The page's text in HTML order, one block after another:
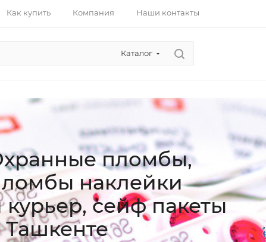
Как купить Компания Наши контакты
Каталог
пломбы,
наклейки
курьер, сейф пакеты
Ташкенте